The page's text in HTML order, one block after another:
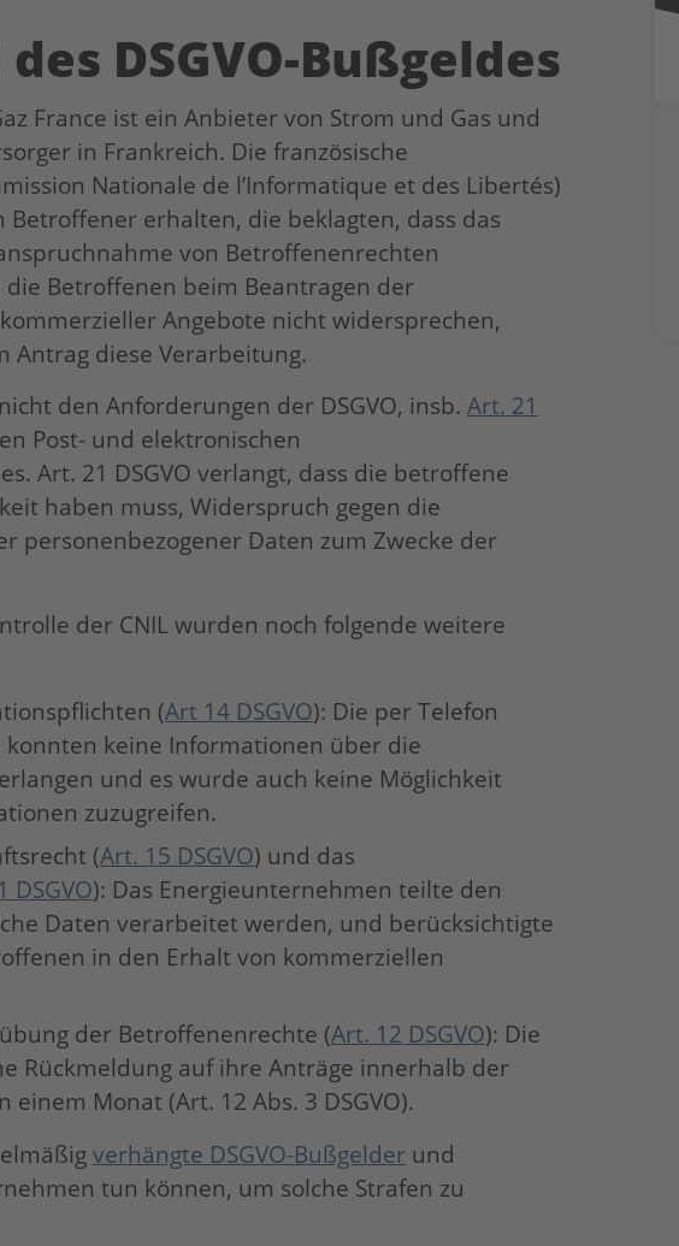
DSGVO-Bußgeldes
France ist ein Anbieter von Strom und Gas und
in Frankreich. Die französische
Nationale de l’Informatique et des Libertés)
erhalten, die beklagten, dass das
von Betroffenenrechten
Betroffenen beim Beantragen der
Angebote nicht widersprechen,
Antrag diese Verarbeitung.
den Anforderungen der DSGVO, insb. Art. 21
Post- und elektronischen
Art. 21 DSGVO verlangt, dass die betroffene
haben muss, Widerspruch gegen die
personenbezogener Daten zum Zwecke der
der CNIL wurden noch folgende weitere
(Art 14 DSGVO): Die per Telefon
keine Informationen über die
und es wurde auch keine Möglichkeit
zuzugreifen.
(Art. 15 DSGVO) und das
DSGVO): Das Energieunternehmen teilte den
Daten verarbeitet werden, und berücksichtigte
in den Erhalt von kommerziellen
der Betroffenenrechte (Art. 12 DSGVO): Die
Rückmeldung auf ihre Anträge innerhalb der
Monat (Art. 12 Abs. 3 DSGVO).
verhängte DSGVO-Bußgelder und
tun können, um solche Strafen zu